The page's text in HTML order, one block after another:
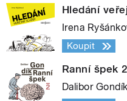
Hledání
Irena
Koupit
Ranní špek 2
Dalibor Gondík